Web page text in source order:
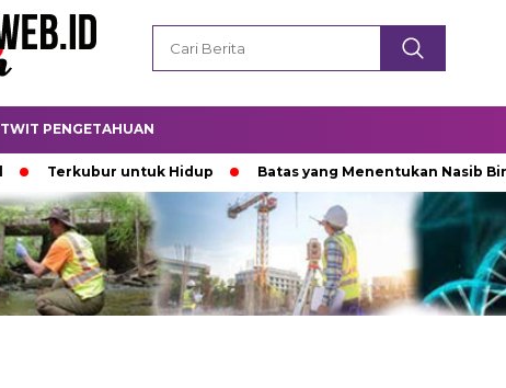
TWIT PENGETAHUAN
Terkubur untuk Hidup Batas yang Menentukan Nasib Bintang